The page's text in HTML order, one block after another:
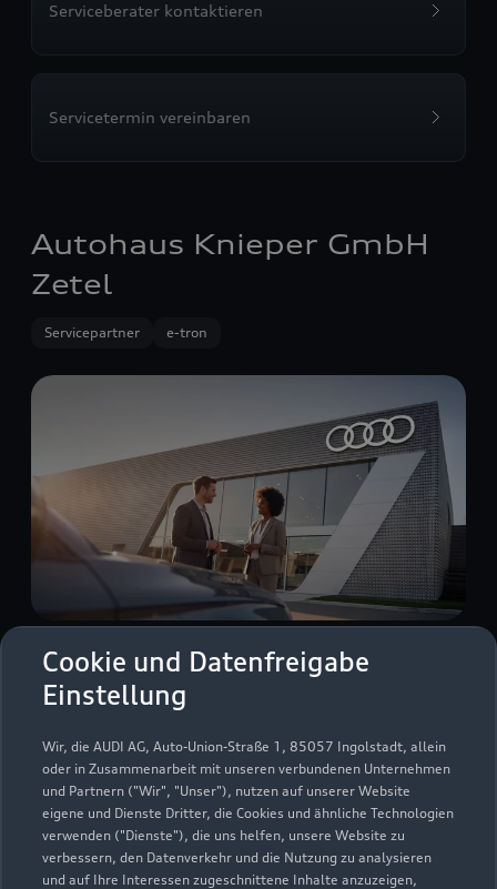
Cookie und Datenfreigabe
Einstellung
Wir, die AUDI AG, Auto-Union-Straße 1, 85057 Ingolstadt, allein
oder in Zusammenarbeit mit unseren verbundenen Unternehmen
und Partnern ("Wir", "Unser"), nutzen auf unserer Website
eigene und Dienste Dritter, die Cookies und ähnliche Technologien
verwenden ("Dienste"), die uns helfen, unsere Website zu
verbessern, den Datenverkehr und die Nutzung zu analysieren
und auf Ihre Interessen zugeschnittene Inhalte anzuzeigen,
Serviceberater kontaktieren
Servicetermin vereinbaren
Autohaus Knieper GmbH
Zetel
Servicepartner e-tron
Jakob-Borchers-Straße 44-46
26340 Zetel
04453 97950
info@autohaus-knieper.de
Kontaktdaten herunterladen